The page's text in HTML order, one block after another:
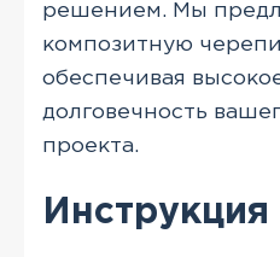
решением. Мы
композитную
обеспечивая
долговечность
проекта.
Инструкция